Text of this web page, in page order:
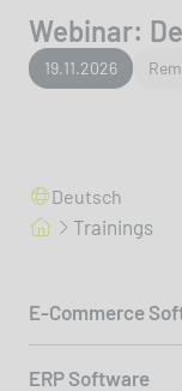
Webinar:
19.11.2026
Deutsch
Trainings
E-Commerce
ERP Software